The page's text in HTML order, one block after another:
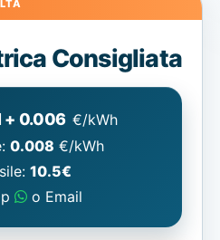
Consigliata
+ 0.006 €/kWh
0.008 €/kWh
10.5€
o Email